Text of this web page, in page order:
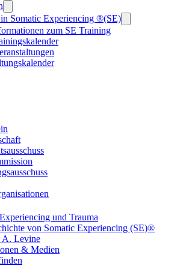
Somatic Experiencing ®(SE)
zum SE Training
und Trauma
von Somatic Experiencing (SE)®
A. Levine
& Medien